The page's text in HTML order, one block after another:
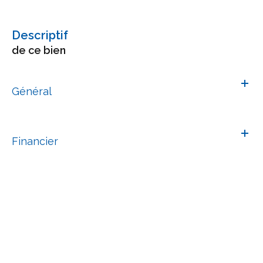
descriptif
de ce bien
Général
Financier